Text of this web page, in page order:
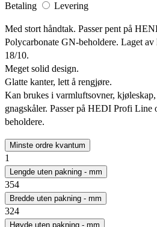
Betaling
Levering
Med stort håndtak. Passer pent på
Polycarbonate GN-beholdere. Laget
18/10.
Meget solid design.
Glatte kanter, lett å rengjøre.
Kan brukes i varmluftsovner,
gnagskåler. Passer på HEDI Profi Line
beholdere.
Minste ordre kvantum
1
Lengde uten pakning - mm
354
Bredde uten pakning - mm
324
Høyde uten pakning - mm